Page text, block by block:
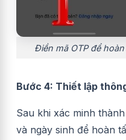
Điền mã OTP để
Bước 4: Thiết lập
Sau khi xác minh
và ngày sinh để hoàn